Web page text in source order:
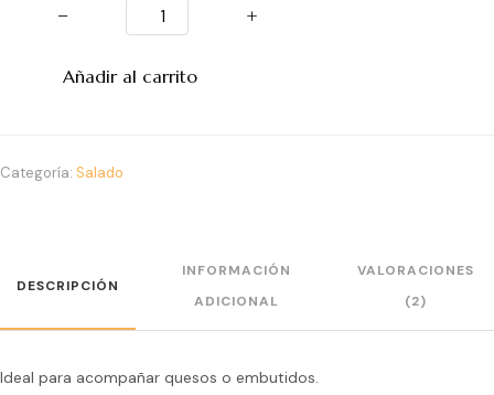
− +
Añadir al carrito
Categoría: Salado
DESCRIPCIÓN
INFORMACIÓN
ADICIONAL
VALORACIONES
(2)
Ideal para acompañar quesos o embutidos.